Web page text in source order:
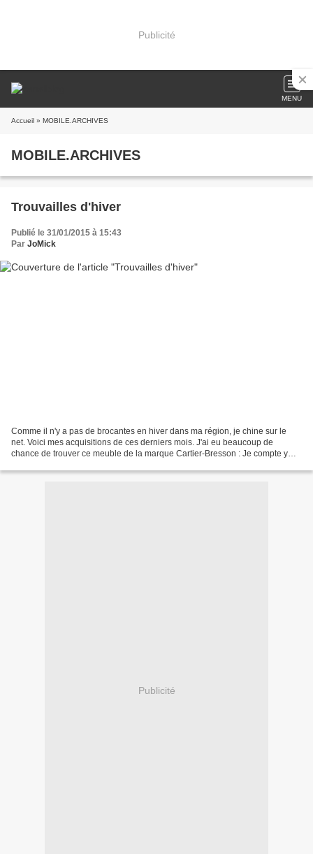
Publicité
MENU
Accueil » MOBILE.ARCHIVES
MOBILE.ARCHIVES
Trouvailles d'hiver
Publié le 31/01/2015 à 15:43
Par JoMick
Comme il n'y a pas de brocantes en hiver dans ma région, je chine sur le
net. Voici mes acquisitions de ces derniers mois. J'ai eu beaucoup de
chance de trouver ce meuble de la marque Cartier-Bresson : Je compte y
Publicité